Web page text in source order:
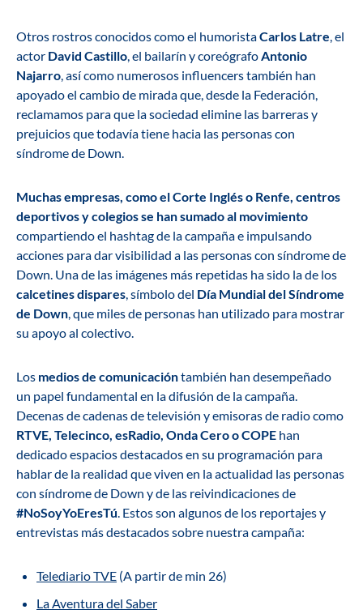
Otros rostros conocidos como el humoristaCarlos Latre, el
actor David Castillo, el bailarín y coreógrafoAntonio
Najarro, así como numerosos influencers también han
apoyado el cambio de mirada que, desde la Federación,
reclamamos para que la sociedad elimine las barreras y
prejuicios que todavía tiene hacia las personas con
síndrome de Down.
Muchas empresas, como el Corte Inglés o Renfe, centros
deportivos y colegios se han sumado al movimiento
compartiendo el hashtag de la campaña e impulsando
acciones para dar visibilidad a las personas con síndrome de
Down. Una de las imágenes más repetidas ha sido la de los
calcetines dispares, símbolo del Día Mundial del Síndrome
de Down, que miles de personas han utilizado para mostrar
su apoyo al colectivo.
Los medios de comunicacióntambién han desempeñado
un papel fundamental en la difusión de la campaña.
Decenas de cadenas de televisión y emisoras de radio como
RTVE, Telecinco, esRadio, Onda Cero o COPE han
dedicado espacios destacados en su programación para
hablar de la realidad que viven en la actualidad las personas
con síndrome de Down y de las reivindicaciones de
#NoSoyYoEresTú. Estos son algunos de los reportajes y
entrevistas más destacados sobre nuestra campaña:
Telediario TVE (A partir de min 26)
La Aventura del Saber